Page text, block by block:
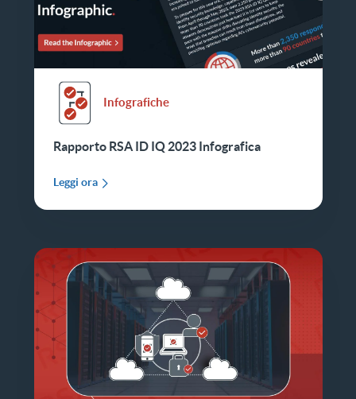
Infografiche
Rapporto RSA ID IQ 2023 Infografica
Leggi ora